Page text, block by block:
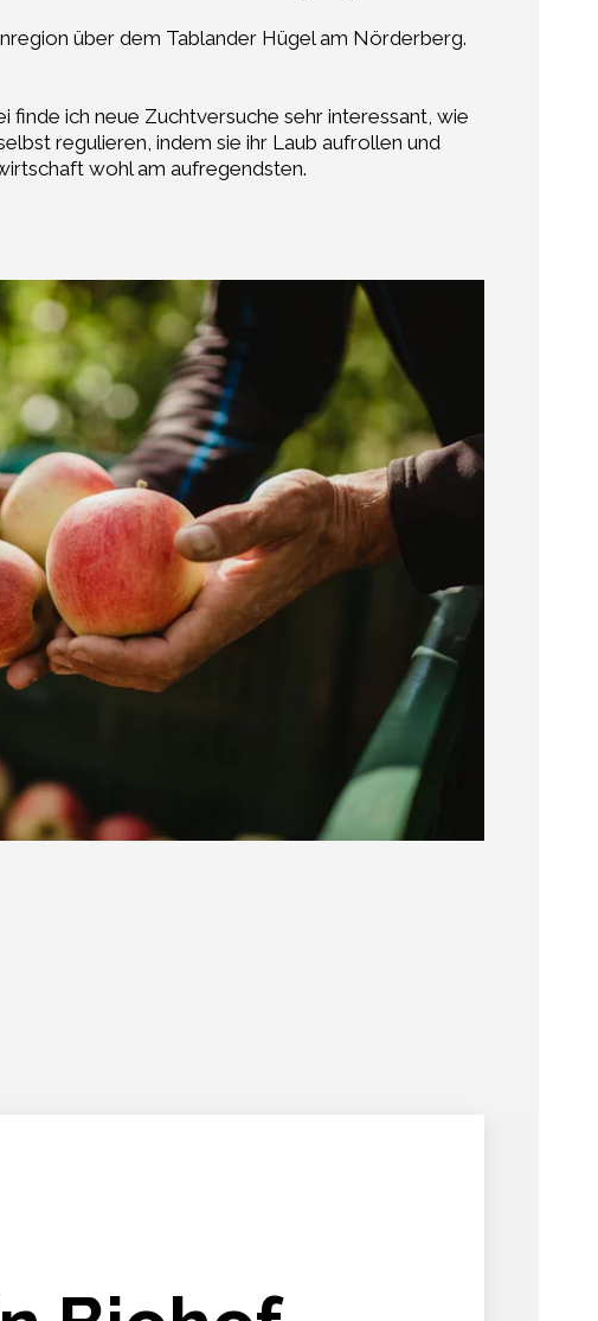
über dem Tablander Hügel am Nörderberg.
finde ich neue Zuchtversuche sehr interessant, wie
regulieren, indem sie ihr Laub aufrollen und
wohl am aufregendsten.